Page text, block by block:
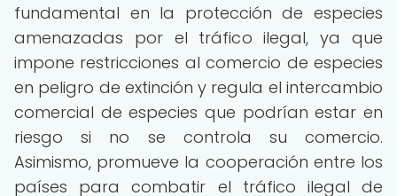
fundamental en la protección de especies
amenazadas por el tráfico ilegal, ya que
impone restricciones al comercio de especies
en peligro de extinción y regula el intercambio
comercial de especies que podrían estar en
riesgo si no se controla su comercio.
Asimismo, promueve la cooperación entre los
países para combatir el tráfico ilegal de